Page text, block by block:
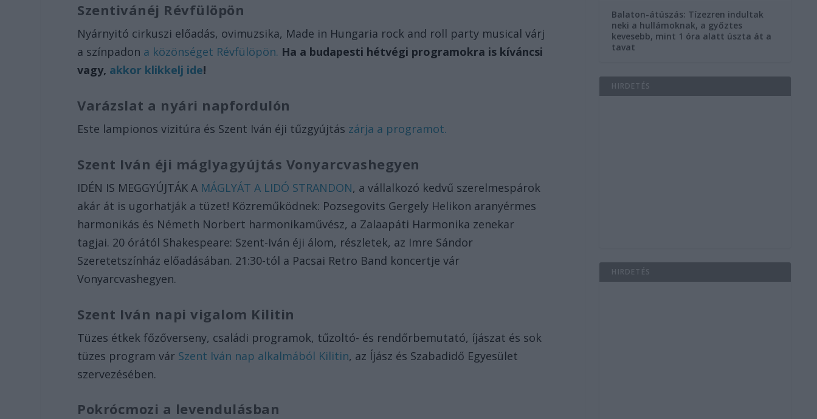
Szentivánéj Révfülöpön
Nyárnyitó cirkuszi előadás, ovimuzsika, Made in Hungaria rock and roll party musical várj
a színpadon a közönséget Révfülöpön. Ha a budapesti hétvégi programokra is kíváncsi
vagy, akkor klikkelj ide!
Varázslat a nyári napfordulón
Este lampionos vizitúra és Szent Iván éji tűzgyújtás zárja a programot.
Szent Iván éji máglyagyújtás Vonyarcvashegyen
IDÉN IS MEGGYÚJTÁK A MÁGLYÁT A LIDÓ STRANDON, a vállalkozó kedvű szerelmespárok
akár át is ugorhatják a tüzet! Közreműködnek: Pozsegovits Gergely Helikon aranyérmes
harmonikás és Németh Norbert harmonikaművész, a Zalaapáti Harmonika zenekar
tagjai. 20 órától Shakespeare: Szent-Iván éji álom, részletek, az Imre Sándor
Szeretetszínház előadásában. 21:30-tól a Pacsai Retro Band koncertje vár
Vonyarcvashegyen.
Szent Iván napi vigalom Kilitin
Tüzes étkek főzőverseny, családi programok, tűzoltó- és rendőrbemutató, íjászat és sok
tüzes program vár Szent Iván nap alkalmából Kilitin, az Íjász és Szabadidő Egyesület
szervezésében.
Pokrócmozi a levendulásban
Balaton-átúszás: Tízezren indultak
neki a hullámoknak, a győztes
kevesebb, mint 1 óra alatt úszta át a
tavat
HIRDETÉS
HIRDETÉS